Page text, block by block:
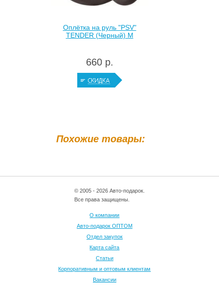
Похожие товары:
Оплётка на руль "PSV"
TENDER (Черный) M
660 р.
© 2005 - 2026 Авто-подарок.
Все права защищены.
О компании
Авто-подарок ОПТОМ
Отдел закупок
Карта сайта
Статьи
Корпоративным и оптовым клиентам
Вакансии